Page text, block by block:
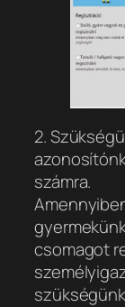
2.
számra.
csomagot